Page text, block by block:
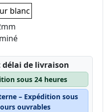
blanc
de livraison
sous 24 heures
– Expédition sous
ouvrables